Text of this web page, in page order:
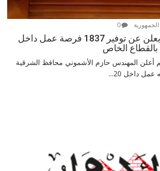
الجمهورية 0
محافظ الشرقية:يعلن عن توفير 1837 فرصة عمل داخل
أعلن المهندس حازم الأشموني محافظ الشرقية